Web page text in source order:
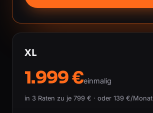
XL
1.999 €einmalig
in 3 Raten zu je 799 € · oder 139 €/Monat